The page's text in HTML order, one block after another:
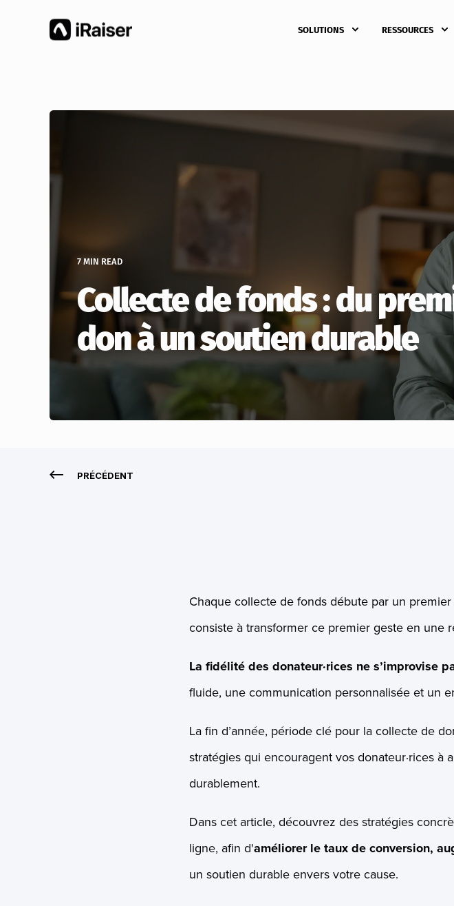
SOLUTIONS RESSOURCES
7 MIN READ
Collecte de fonds : du
don à un soutien durable
PRÉCÉDENT
Chaque collecte de fonds débute par un
consiste à transformer ce premier geste en une
La fidélité des donateur·rices ne s’improvise
fluide, une communication personnalisée et un
La fin d’année, période clé pour la collecte de
stratégies qui encouragent vos donateur·rices à
durablement.
Dans cet article, découvrez des stratégies
ligne, afin d'améliorer le taux de conversion,
un soutien durable envers votre cause.